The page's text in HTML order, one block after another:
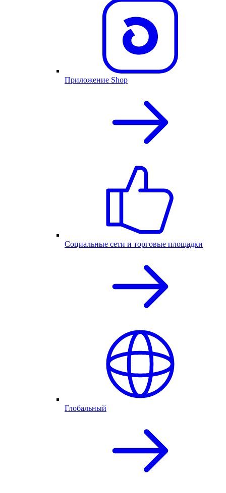
Приложение Shop
Социальные сети и торговые площадки
Глобальный